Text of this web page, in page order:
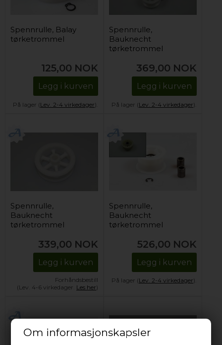
Om informasjonskapsler
Spennrulle, Balay
tørketrommel
125,00 NOK
Legg i kurven
På lager (Lev. 2-4 virkedager).
Spennrulle,
Bauknecht
tørketrommel
369,00 NOK
Legg i kurven
På lager (Lev. 2-4 virkedager).
Spennrulle,
Bauknecht
tørketrommel
339,00 NOK
Legg i kurven
Forhåndsbestill
(Lev. 4-6 virkedager. Les her)
Spennrulle,
Bauknecht
tørketrommel
526,00 NOK
Legg i kurven
På lager (Lev. 2-4 virkedager).